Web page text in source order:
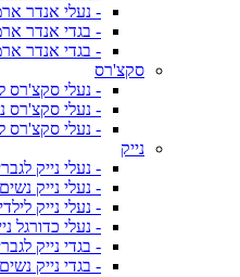
- נעלי אנדר
- בגדי אנדר
- בגדי אנדר
סקצ'רס
- נעלי סקצ'רס
- נעלי סקצ'רס
- נעלי סקצ'רס
נייק
- נעלי נייק
- נעלי נייק
- נעלי נייק
- נעלי כדורגל
- בגדי נייק
- בגדי נייק נשים